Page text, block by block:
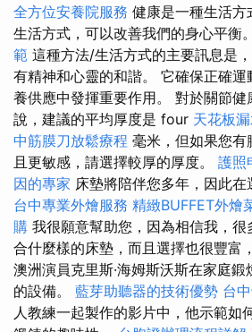
全方位安養院服務 健康是一種生活方
生活方式，可以改善我們的身心平衡。
範 這種方法/生活方式的主要訊息是
有精神和心靈的和諧。 它確保正確
養供應中發揮重要作用。 對於關節健
說，建議的平均厚度是 four 天花板
中筋膜刀放鬆療程 毫米，但如果您有
且更敏感，請選擇較厚的厚度。 護照
因的專家 床墊將陪伴您多年，因此在
台中專業外燴服務 精緻BUFFET外燴
購 我很願意幫助您，因為相信我，很
合什麼樣的床墊，而且選擇也很豐富
澳洲演員克里斯·海姆斯沃斯在家庭鍛
的設備。 藍芽助聽器的技術優勢 台
人教練一起製作的影片中，他示範如